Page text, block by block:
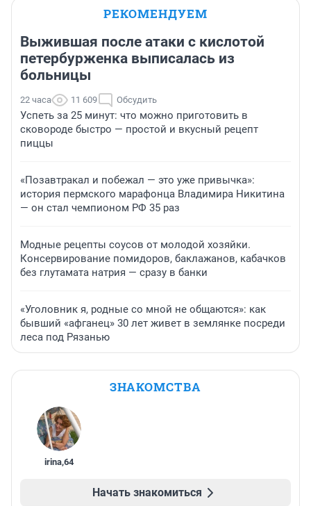
РЕКОМЕНДУЕМ
Выжившая после атаки с кислотой
петербурженка выписалась из
больницы
22 часа 11 609 Обсудить
Успеть за 25 минут: что можно приготовить в
сковороде быстро — простой и вкусный рецепт
пиццы
«Позавтракал и побежал — это уже привычка»:
история пермского марафонца Владимира Никитина
— он стал чемпионом РФ 35 раз
Модные рецепты соусов от молодой хозяйки.
Консервирование помидоров, баклажанов, кабачков
без глутамата натрия — сразу в банки
«Уголовник я, родные со мной не общаются»: как
бывший «афганец» 30 лет живет в землянке посреди
леса под Рязанью
ЗНАКОМСТВА
irina,64
Начать знакомиться